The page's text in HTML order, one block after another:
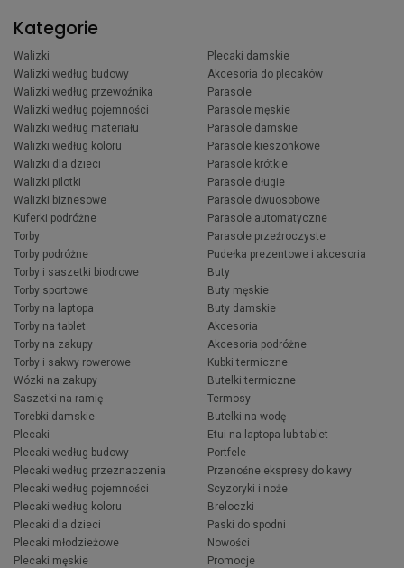
Kategorie
Walizki
Walizki według budowy
Walizki według przewoźnika
Walizki według pojemności
Walizki według materiału
Walizki według koloru
Walizki dla dzieci
Walizki pilotki
Walizki biznesowe
Kuferki podróżne
Torby
Torby podróżne
Torby i saszetki biodrowe
Torby sportowe
Torby na laptopa
Torby na tablet
Torby na zakupy
Torby i sakwy rowerowe
Wózki na zakupy
Saszetki na ramię
Torebki damskie
Plecaki
Plecaki według budowy
Plecaki według przeznaczenia
Plecaki według pojemności
Plecaki według koloru
Plecaki dla dzieci
Plecaki młodzieżowe
Plecaki męskie
Plecaki damskie
Akcesoria do plecaków
Parasole
Parasole męskie
Parasole damskie
Parasole kieszonkowe
Parasole krótkie
Parasole długie
Parasole dwuosobowe
Parasole automatyczne
Parasole przeźroczyste
Pudełka prezentowe i akcesoria
Buty
Buty męskie
Buty damskie
Akcesoria
Akcesoria podróżne
Kubki termiczne
Butelki termiczne
Termosy
Butelki na wodę
Etui na laptopa lub tablet
Portfele
Przenośne ekspresy do kawy
Scyzoryki i noże
Breloczki
Paski do spodni
Nowości
Promocje